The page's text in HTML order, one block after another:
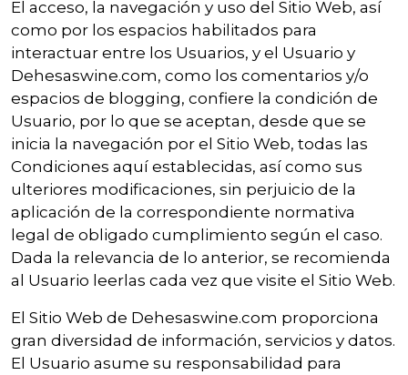
El acceso, la navegación y uso del Sitio Web, así
como por los espacios habilitados para
interactuar entre los Usuarios, y el Usuario y
Dehesaswine.com, como los comentarios y/o
espacios de blogging, confiere la condición de
Usuario, por lo que se aceptan, desde que se
inicia la navegación por el Sitio Web, todas las
Condiciones aquí establecidas, así como sus
ulteriores modificaciones, sin perjuicio de la
aplicación de la correspondiente normativa
legal de obligado cumplimiento según el caso.
Dada la relevancia de lo anterior, se recomienda
al Usuario leerlas cada vez que visite el Sitio Web.
El Sitio Web de Dehesaswine.com proporciona
gran diversidad de información, servicios y datos.
El Usuario asume su responsabilidad para